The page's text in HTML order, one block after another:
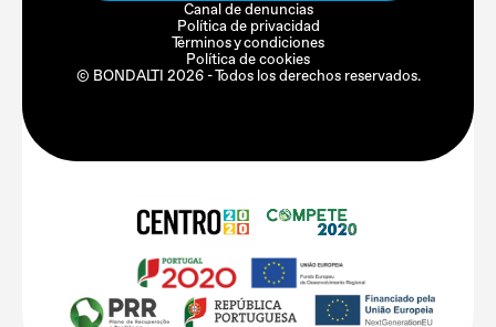
© BONDALTI 2026 - Todos los derechos reservados.
Canal de denuncias
Política de privacidad
Términos y condiciones
Política de cookies